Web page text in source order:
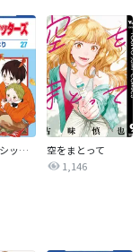
学園ベビーシッターズ
空をまとって
1,146